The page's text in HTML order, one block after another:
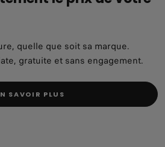
quelle que soit sa marque.
gratuite et sans engagement.
SAVOIR PLUS